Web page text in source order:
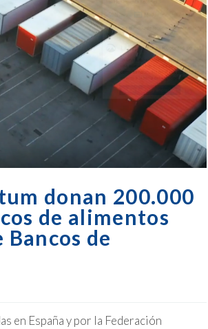
donan 200.000
de alimentos
Bancos de
en España y por la Federación